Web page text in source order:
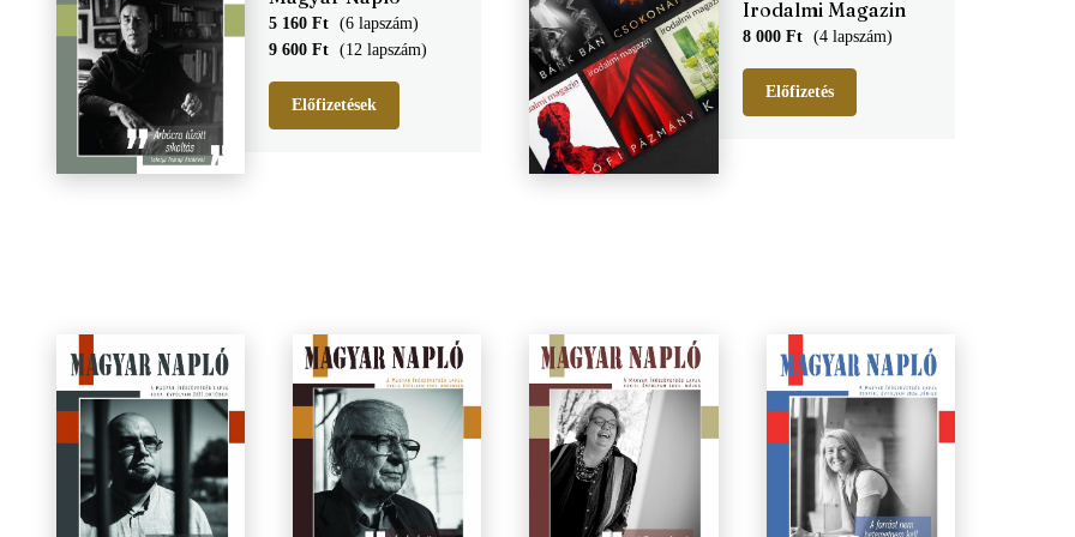
5 160 Ft
(6 lapszám)
9 600 Ft
(12 lapszám)
Előfizetések
Irodalmi Magazin
8 000 Ft (4 lapszám)
Előfizetés